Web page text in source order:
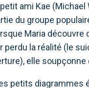
ami Kae (Michael
du groupe
Maria découvre
la réalité (le
elle
petits diagrammes